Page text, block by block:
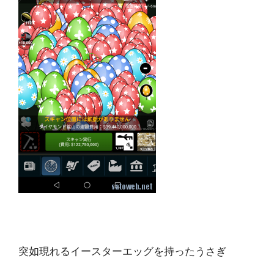
突如現れるイースターエッグを持ったうさぎ